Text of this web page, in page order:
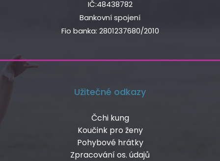
IČ:48438782
Bankovní spojení
Fio banka: 2801237680/2010
Užitečné odkazy
Čchi kung
Koučink pro ženy
Pohybové hrátky
Zpracování os. údajů